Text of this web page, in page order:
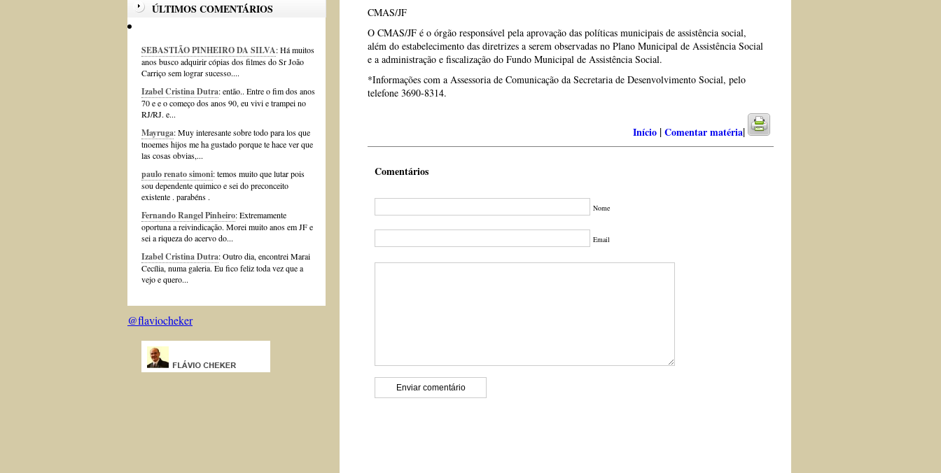
ÚLTIMOS COMENTÁRIOS
SEBASTIÃO PINHEIRO DA SILVA: Há muitos
anos busco adquirir cópias dos filmes do Sr João
Carriço sem lograr sucesso....
Izabel Cristina Dutra: então.. Entre o fim dos anos
70 e e o começo dos anos 90, eu vivi e trampei no
RJ/RJ. e...
Mayruga: Muy interesante sobre todo para los que
tnoemes hijos me ha gustado porque te hace ver que
las cosas obvias,...
paulo renato simoni: temos muito que lutar pois
sou dependente quimico e sei do preconceito
existente . parabéns .
Fernando Rangel Pinheiro: Extremamente
oportuna a reivindicação. Morei muito anos em JF e
sei a riqueza do acervo do...
Izabel Cristina Dutra: Outro dia, encontrei Marai
Cecília, numa galeria. Eu fico feliz toda vez que a
vejo e quero...
@flaviocheker
CMAS/JF
O CMAS/JF é o órgão responsável pela aprovação das políticas municipais de assistência social,
além do estabelecimento das diretrizes a serem observadas no Plano Municipal de Assistência Social
e a administração e fiscalização do Fundo Municipal de Assistência Social.
*Informações com a Assessoria de Comunicação da Secretaria de Desenvolvimento Social, pelo
telefone 3690-8314.
Início |Comentar matéria|
Comentários
Nome
Email